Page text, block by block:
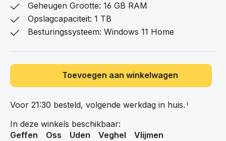
Geheugen Grootte: 16 GB RAM
Opslagcapaciteit: 1 TB
Besturingssysteem: Windows 11 Home
Toevoegen aan winkelwagen
Voor 21:30 besteld, volgende werkdag in huis. ℹ️
In deze winkels beschikbaar:
Geffen
Oss Uden Veghel Vlijmen